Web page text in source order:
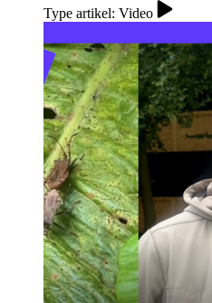
Type artikel: Video